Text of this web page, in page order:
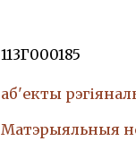
113Г000185
аб'екты
Матэрыяльныя